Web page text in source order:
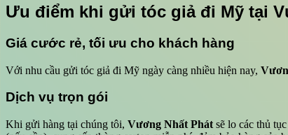
Ưu điểm khi gửi tóc giả đi Mỹ tại
Giá cước rẻ, tối ưu cho khách hàng
Với nhu cầu gửi tóc giả đi Mỹ ngày càng nhiều hiện nay,
Dịch vụ trọn gói
Khi gửi hàng tại chúng tôi, Vương Nhất Phát sẽ lo các thủ